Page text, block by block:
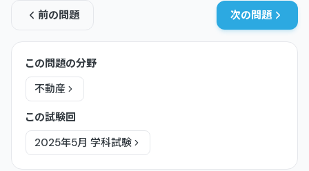
前の問題 次の問題
この問題の分野
不動産
この試験回
2025年5月 学科試験